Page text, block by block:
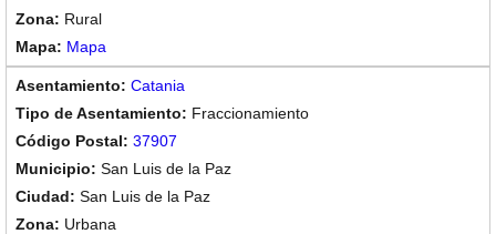
Rural
Mapa
Catania
Fraccionamiento
37907
San Luis de la Paz
San Luis de la Paz
Urbana